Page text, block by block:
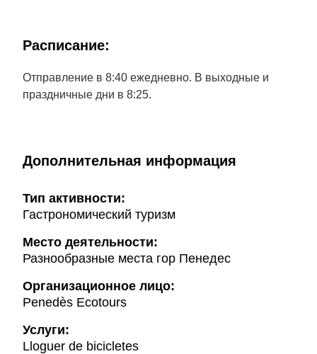
Расписание:
Отправление в 8:40 ежедневно. В выходные и
праздничные дни в 8:25.
Дополнительная информация
Тип активности:
Гастрономический туризм
Mесто деятельности:
Разнообразные места гор Пенедес
Организационное лицо:
Penedès Ecotours
Услуги:
Lloguer de bicicletes